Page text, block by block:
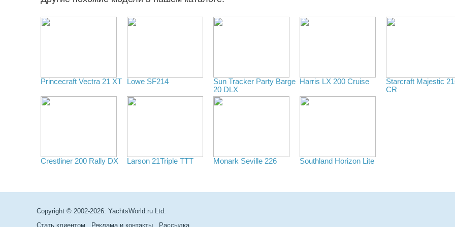
Princecraft Vectra 21 XT Lowe SF214
Sun Tracker Party Barge
20 DLX
Harris LX 200 Cruise
Starcraft Majestic
CR
Crestliner 200 Rally DX Larson 21Triple TTT Monark Seville 226 Southland Horizon Lite
Copyright © 2002-2026. YachtsWorld.ru Ltd.
Стать клиентом
Реклама и контакты Рассылка